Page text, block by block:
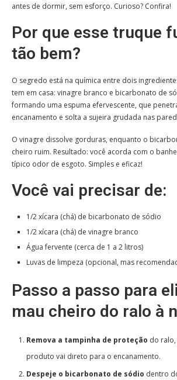
antes de dormir, sem esforço. Curioso? Confira!
Por que esse truque
tão bem?
O segredo está na química entre dois
tem em casa: vinagre branco e bicarbonato de
formando uma espuma efervescente, que
encanamento e solta a sujeira grudada nas
O vinagre dissolve gorduras, enquanto o
cheiro ruim. Resultado: você acorda com o
típico odor de esgoto. Simples e eficaz!
Você vai precisar de:
1/2 xícara (chá) de bicarbonato de sódio
1/2 xícara (chá) de vinagre branco
Água fervente (cerca de 1 a 2 litros)
Luvas de limpeza (opcional, mas
Passo a passo para
mau cheiro do ralo à
Remova a tampinha de proteção do ralo,
produto vai direto para o encanamento.
Despeje o bicarbonato de sódio dentro